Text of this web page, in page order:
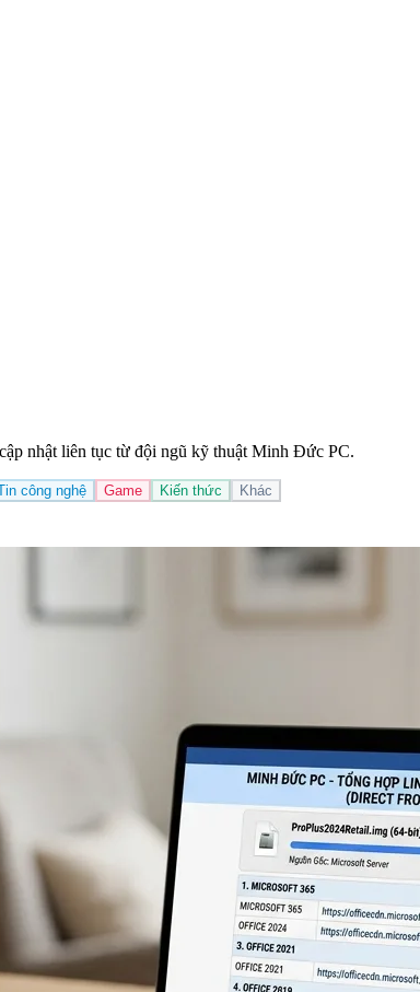
nhật liên tục từ đội ngũ kỹ thuật Minh Đức PC.
công nghệ Game Kiến thức Khác